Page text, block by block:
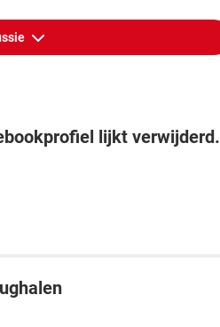
lijkt verwijderd.